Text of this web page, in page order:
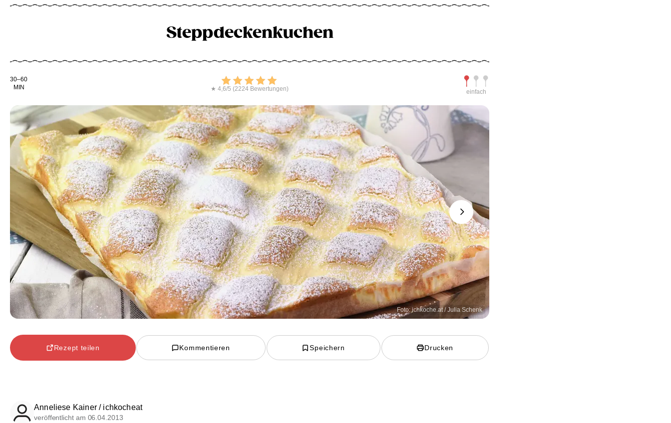
Steppdeckenkuchen
Kochdauer
30–60
MIN
Bewerten
★ 4,6/5 (2224 Bewertungen)
Schwierigkeit
einfach
Foto: ichkoche.at / Julia Schenk
Next
Rezept teilen Kommentieren Speichern Drucken
Anneliese Kainer / ichkocheat
veröffentlicht am 06.04.2013